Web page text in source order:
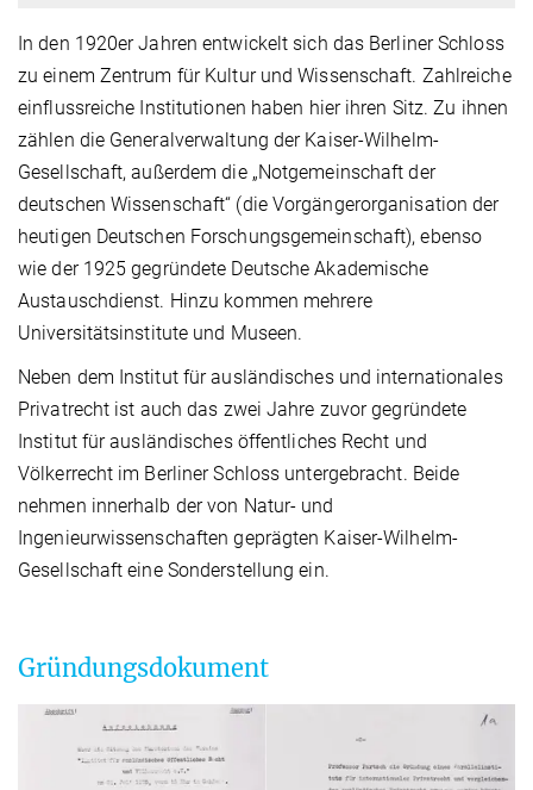
In den 1920er Jahren entwickelt sich das Berliner Schloss
zu einem Zentrum für Kultur und Wissenschaft. Zahlreiche
einflussreiche Institutionen haben hier ihren Sitz. Zu ihnen
zählen die Generalverwaltung der Kaiser-Wilhelm-
Gesellschaft, außerdem die „Notgemeinschaft der
deutschen Wissenschaft“ (die Vorgängerorganisation der
heutigen Deutschen Forschungsgemeinschaft), ebenso
wie der 1925 gegründete Deutsche Akademische
Austauschdienst. Hinzu kommen mehrere
Universitätsinstitute und Museen.
Neben dem Institut für ausländisches und internationales
Privatrecht ist auch das zwei Jahre zuvor gegründete
Institut für ausländisches öffentliches Recht und
Völkerrecht im Berliner Schloss untergebracht. Beide
nehmen innerhalb der von Natur- und
Ingenieurwissenschaften geprägten Kaiser-Wilhelm-
Gesellschaft eine Sonderstellung ein.
Gründungsdokument